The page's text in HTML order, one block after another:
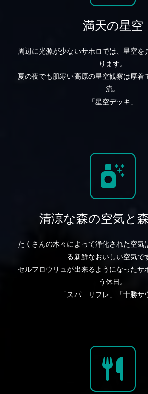
満天の星空
周辺に光源が少ないサホロでは、星空を
ります。
夏の夜でも肌寒い高原の星空観察は厚着
流。
「星空デッキ」
清涼な森の空気と
たくさんの木々によって浄化された空気
る新鮮なおいしい空気で
セルフロウリュが出来るようになったサ
う休日。
「スパ リフレ」「十勝サ